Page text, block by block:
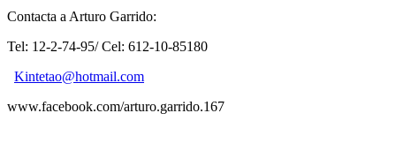
Contacta a Arturo Garrido:
Tel: 12-2-74-95/ Cel: 612-10-85180
Kintetao@hotmail.com
www.facebook.com/arturo.garrido.167